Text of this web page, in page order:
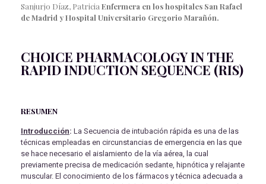
Sanjurjo Díaz, Patricia Enfermera en los hospitales San Rafael
de Madrid y Hospital Universitario Gregorio Marañón.
CHOICE PHARMACOLOGY IN THE
RAPID INDUCTION SEQUENCE (RIS)
RESUMEN
Introducción: La Secuencia de intubación rápida es una de las
técnicas empleadas en circunstancias de emergencia en las que
se hace necesario el aislamiento de la vía aérea, la cual
previamente precisa de medicación sedante, hipnótica y relajante
muscular. El conocimiento de los fármacos y técnica adecuada a